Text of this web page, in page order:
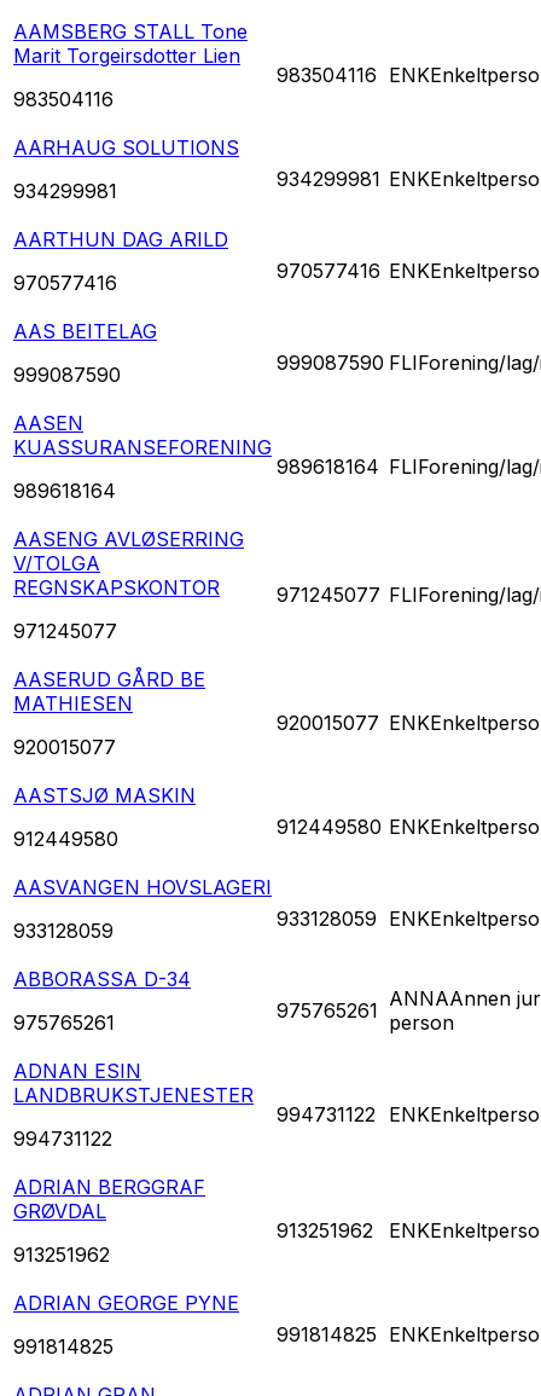
AAMSBERG STALL Tone
Marit Torgeirsdotter Lien
983504116
983504116 ENK
AARHAUG SOLUTIONS
934299981
934299981 ENK
AARTHUN DAG ARILD
970577416
970577416 ENK
AAS BEITELAG
999087590
999087590 FLIForening/
AASEN
KUASSURANSEFORENING
989618164
989618164 FLIForening/
AASENG AVLØSERRING
V/TOLGA
REGNSKAPSKONTOR
971245077
971245077 FLIForening/
AASERUD GÅRD BE
MATHIESEN
920015077
920015077 ENK
AASTSJØ MASKIN
912449580
912449580 ENK
AASVANGEN HOVSLAGERI
933128059
933128059 ENK
ABBORASSA D-34
975765261
975765261 ANNAAnnen
person
ADNAN ESIN
LANDBRUKSTJENESTER
994731122
994731122 ENK
ADRIAN BERGGRAF
GRØVDAL
913251962
913251962 ENK
ADRIAN GEORGE PYNE
991814825
991814825 ENK